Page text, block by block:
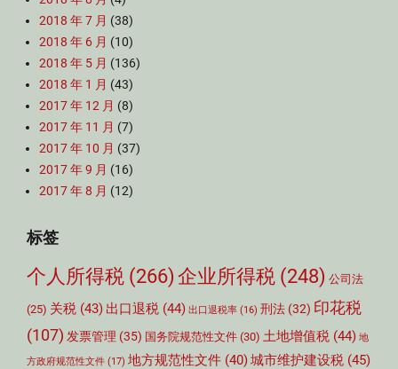
2018 年 7 月 (38)
2018 年 6 月 (10)
2018 年 5 月 (136)
2018 年 1 月 (43)
2017 年 12 月 (8)
2017 年 11 月 (7)
2017 年 10 月 (37)
2017 年 9 月 (16)
2017 年 8 月 (12)
标签
个人所得税 (266) 企业所得税 (248) 公司法
(25) 关税 (43) 出口退税 (44) 出口退税率 (16) 刑法 (32) 印花税
(107) 发票管理 (35) 国务院规范性文件 (30) 土地增值税 (44) 地
方政府规范性文件 (17) 地方规范性文件 (40)城市维护建设税 (45)